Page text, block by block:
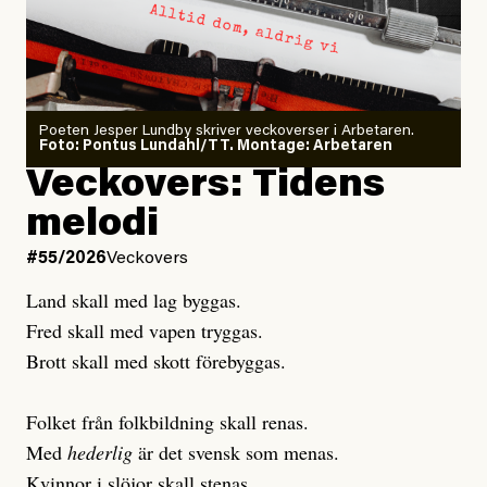
Sensationalism när ETC
granskar vänstern
Publicerad6 August, 2026
Uppdaterad7 August, 2026
minska
Joel Kellgren
Publicerad3 August, 2026
Uppdaterad3 August, 2026
Poeten Jesper Lundby skriver veckoverser i Arbetaren.
Foto: Pontus Lundahl/TT. Montage: Arbetaren
Veckovers: Tidens
melodi
#55/2026Veckovers
Land skall med lag byggas.
Fred skall med vapen tryggas.
Brott skall med skott förebyggas.
Folket från folkbildning skall renas.
Med hederlig är det svensk som menas.